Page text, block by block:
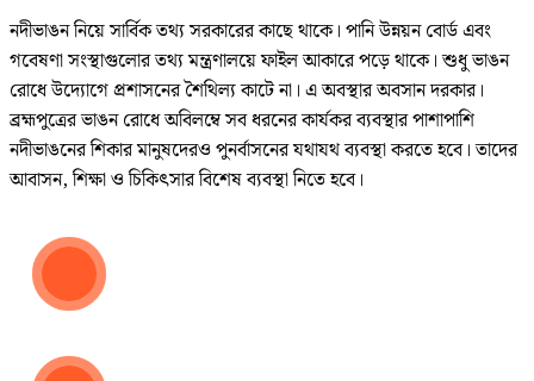
নদীভাঙন নিয়ে সার্বিক তথ্য সরকারের কাছে থাকে। পানি উন্নয়ন বোর্ড এবং
গবেষণা সংস্থাগুলোর তথ্য মন্ত্রণালয়ে ফাইল আকারে পড়ে থাকে। শুধু ভাঙন
রোধে উদ্যোগে প্রশাসনের শৈথিল্য কাটে না। এ অবস্থার অবসান দরকার।
ব্রহ্মপুত্রের ভাঙন রোধে অবিলম্বে সব ধরনের কার্যকর ব্যবস্থার পাশাপাশি
নদীভাঙনের শিকার মানুষদেরও পুনর্বাসনের যথাযথ ব্যবস্থা করতে হবে। তাদের
আবাসন, শিক্ষা ও চিকিৎসার বিশেষ ব্যবস্থা নিতে হবে।